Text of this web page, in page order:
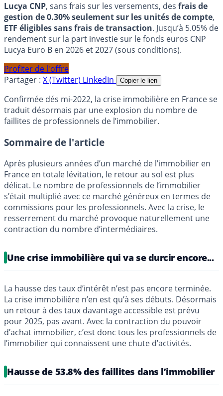
Lucya CNP, sans frais sur les versements, des frais de
gestion de 0.30% seulement sur les unités de compte,
ETF éligibles sans frais de transaction. Jusqu’à 5.05% de
rendement sur la part investie sur le fonds euros CNP
Lucya Euro B en 2026 et 2027 (sous conditions).
Profiter de l'offre
Partager : X (Twitter) LinkedIn Copier le lien
Confirmée dés mi-2022, la crise immobilière en France se
traduit désormais par une explosion du nombre de
faillites de professionnels de l’immobilier.
Sommaire de l'article
Après plusieurs années d’un marché de l’immobilier en
France en totale lévitation, le retour au sol est plus
délicat. Le nombre de professionnels de l’immobilier
s’était multiplié avec ce marché généreux en termes de
commissions pour les professionnels. Avec la crise, le
resserrement du marché provoque naturellement une
contraction du nombre d’intermédiaires.
Une crise immobilière qui va se durcir encore...
La hausse des taux d’intérêt n’est pas encore terminée.
La crise immobilière n’en est qu’à ses débuts. Désormais
un retour à des taux davantage accessible est prévu
pour 2025, pas avant. Avec la contraction du pouvoir
d’achat immobilier, c’est donc tous les professionnels de
l’immobilier qui connaissent une chute d’activités.
Hausse de 53.8% des faillites dans l’immobilier